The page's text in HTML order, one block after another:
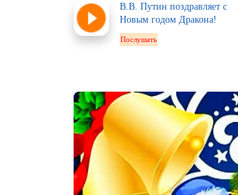
В.В. Путин поздравляет с
Новым годом Дракона!
Послушать